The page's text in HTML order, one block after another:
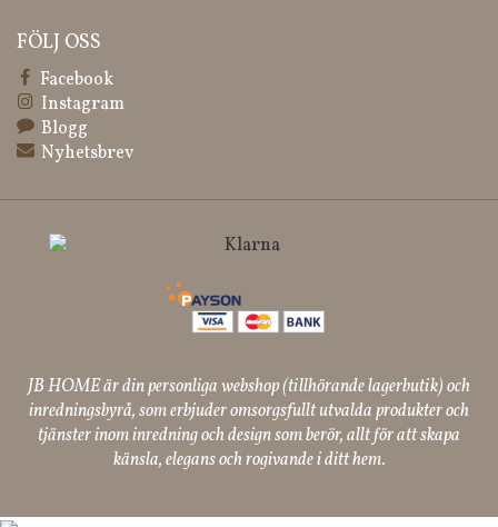
FÖLJ OSS
Facebook
Instagram
Blogg
Nyhetsbrev
JB HOME är din personliga webshop (tillhörande lagerbutik) och
inredningsbyrå, som erbjuder omsorgsfullt utvalda produkter och
tjänster inom inredning och design som berör, allt för att skapa
känsla, elegans och rogivande i ditt hem.